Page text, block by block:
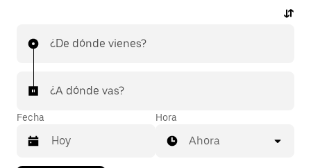
¿De dónde vienes?
¿A dónde vas?
Fecha Hora
Ahora